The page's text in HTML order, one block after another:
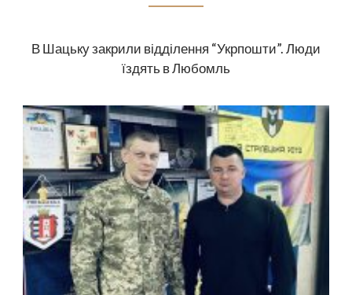
В Шацьку закрили відділення “Укрпошти”. Люди
їздять в Любомль